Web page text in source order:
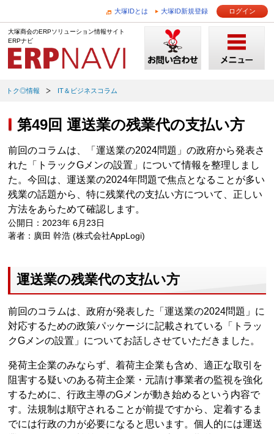
大塚IDとは 大塚ID新規登録 ログイン
大塚商会のERPソリューション情報サイト
ERPナビ
トク◎情報 IT＆ビジネスコラム
第49回 運送業の残業代の支払い方
前回のコラムは、「運送業の2024問題」の政府から発表さ
れた「トラックGメンの設置」について情報を整理しまし
た。今回は、運送業の2024年問題で焦点となることが多い
残業の話題から、特に残業代の支払い方について、正しい
方法をあらためて確認します。
公開日：2023年 6月23日
著者：廣田 幹浩 (株式会社AppLogi)
運送業の残業代の支払い方
前回のコラムは、政府が発表した「運送業の2024問題」に
対応するための政策パッケージに記載されている「トラッ
クGメンの設置」についてお話しさせていただきました。
発荷主企業のみならず、着荷主企業も含め、適正な取引を
阻害する疑いのある荷主企業・元請け事業者の監視を強化
するために、行政主導のGメンが動き始めるという内容で
す。法規制は順守されることが前提ですから、定着するま
でには行政の力が必要になると思います。個人的には運送